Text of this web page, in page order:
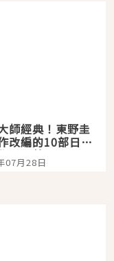
師經典！東野圭
改編的10部日本
品推薦
07月28日